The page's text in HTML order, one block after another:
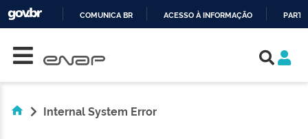
COMUNICA BR ACESSO À INFORMAÇÃO
Internal System Error